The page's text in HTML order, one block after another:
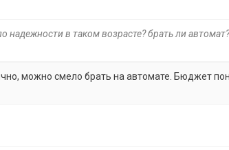
надежности в таком возрасте? брать ли
можно смело брать на автомате. Бюджет